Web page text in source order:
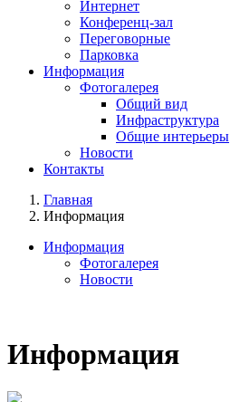
Интернет
Конференц-зал
Переговорные
Парковка
Информация
Фотогалерея
Общий вид
Инфраструктура
Общие интерьеры
Новости
Контакты
Главная
Информация
Информация
Фотогалерея
Новости
Информация